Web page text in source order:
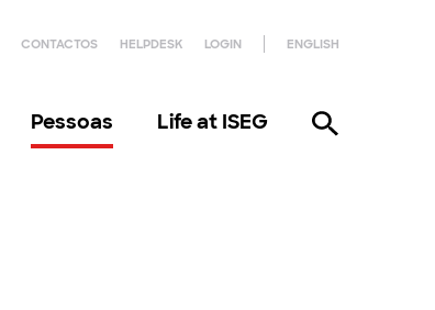
CONTACTOS HELPDESK LOGIN ENGLISH
Pessoas Life at ISEG